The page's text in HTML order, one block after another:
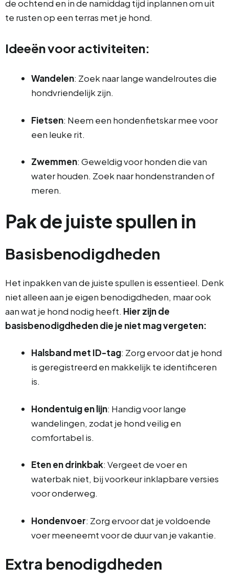
de ochtend en in de namiddag tijd inplannen om uit
te rusten op een terras met je hond.
Ideeën voor activiteiten:
Wandelen: Zoek naar lange wandelroutes die
hondvriendelijk zijn.
Fietsen: Neem een hondenfietskar mee voor
een leuke rit.
Zwemmen: Geweldig voor honden die van
water houden. Zoek naar hondenstranden of
meren.
Pak de juiste spullen in
Basisbenodigdheden
Het inpakken van de juiste spullen is essentieel. Denk
niet alleen aan je eigen benodigdheden, maar ook
aan wat je hond nodig heeft. Hier zijn de
basisbenodigdheden die je niet mag vergeten:
Halsband met ID-tag: Zorg ervoor dat je hond
is geregistreerd en makkelijk te identificeren
is.
Hondentuig en lijn: Handig voor lange
wandelingen, zodat je hond veilig en
comfortabel is.
Eten en drinkbak: Vergeet de voer en
waterbak niet, bij voorkeur inklapbare versies
voor onderweg.
Hondenvoer: Zorg ervoor dat je voldoende
voer meeneemt voor de duur van je vakantie.
Extra benodigdheden